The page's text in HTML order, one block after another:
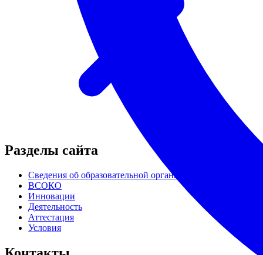
Разделы сайта
Сведения об образовательной организации
ВСОКО
Инновации
Деятельность
Аттестация
Условия